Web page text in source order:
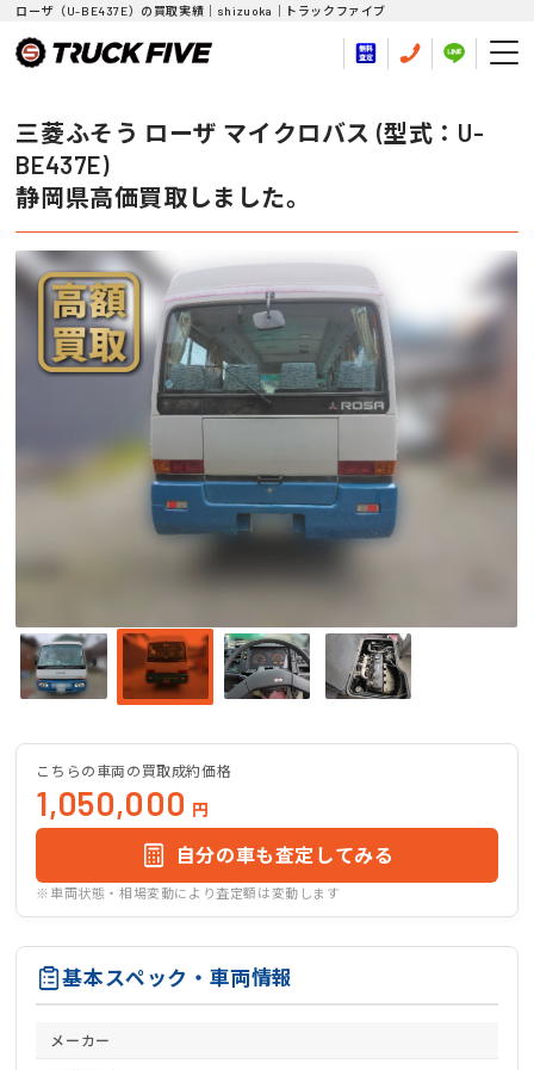
ローザ（U-BE437E）の買取実績｜shizuoka｜トラックファイブ
三菱ふそう ローザ マイクロバス (型式：U-
BE437E)
静岡県高価買取しました。
こちらの車両の買取成約価格
1,050,000 円
自分の車も査定してみる
※車両状態・相場変動により査定額は変動します
基本スペック・車両情報
メーカー